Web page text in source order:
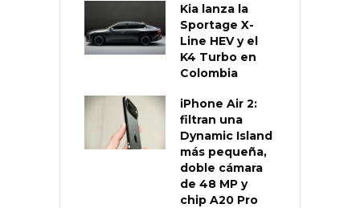
Kia lanza la
Sportage X-
Line HEV y el
K4 Turbo en
Colombia
iPhone Air 2:
filtran una
Dynamic Island
más pequeña,
doble cámara
de 48 MP y
chip A20 Pro